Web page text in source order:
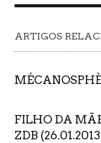
ARTIGOS
FILHO DA
ZDB